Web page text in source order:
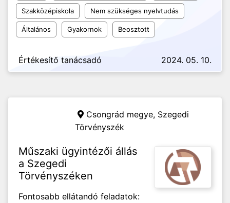
Szakközépiskola Nem szükséges nyelvtudás
Általános Gyakornok Beosztott
Értékesítő tanácsadó 2024. 05. 10.
Csongrád megye, Szegedi
Törvényszék
Műszaki ügyintézői állás
a Szegedi
Törvényszéken
Fontosabb ellátandó feladatok: